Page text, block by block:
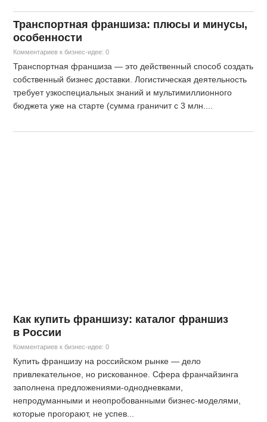
Транспортная франшиза: плюсы и минусы,
особенности
Комментариев к бизнес-идее: 0
Транспортная франшиза — это действенный способ создать
собственный бизнес доставки. Логистическая деятельность
требует узкоспециальных знаний и мультимиллионного
бюджета уже на старте (сумма граничит с 3 млн....
Как купить франшизу: каталог франшиз
в России
Комментариев к бизнес-идее: 0
Купить франшизу на российском рынке — дело
привлекательное, но рискованное. Сфера франчайзинга
заполнена предложениями-однодневками,
непродуманными и неопробованными бизнес-моделями,
которые прогорают, не успев...